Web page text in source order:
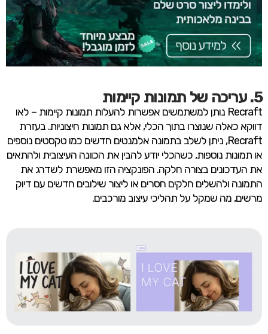
5. עריכה של תמונות קיימות
Recraft נותן למשתמשים אפשרות להעלות תמונות קיימות – לאו
דווקא כאלה שנוצרו בתוך הכלי, אלא גם תמונות חיצוניות. בעזרת
Recraft, ניתן לשלב בתמונה אלמנטים חדשים כמו טקסטים נוספים
או תמונות נוספות, כשהכלי יודע להבין את הכוונה העיצובית ולהתאים
את העדכונים בצורה חלקה. הפונקציה הזו מאפשרת לשדרג את
התמונה ולהשלים חלקים חסרים או ליצור שילובים חדשים עם דיוק
מרשים, מה שמקל על תהליכי עיצוב מורכבים.